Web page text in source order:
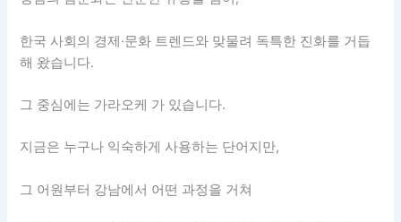
한국 사회의 경제·문화 트렌드와 맞물려 독특한 진화를 거듭
해 왔습니다.
그 중심에는 가라오케 가 있습니다.
지금은 누구나 익숙하게 사용하는 단어지만,
그 어원부터 강남에서 어떤 과정을 거쳐